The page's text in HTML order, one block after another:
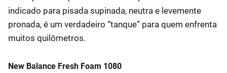
indicado para pisada supinada, neutra e levemente
pronada, é um verdadeiro “tanque” para quem enfrenta
muitos quilômetros.
New Balance Fresh Foam 1080